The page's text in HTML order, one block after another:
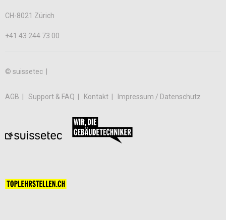
CH-8021 Zürich
+41 43 244 73 00
© suissetec |
AGB Support & FAQ Kontakt Impressum / Datenschutz